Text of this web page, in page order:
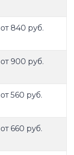
от 840 руб.
от 900 руб.
от 560 руб.
от 660 руб.